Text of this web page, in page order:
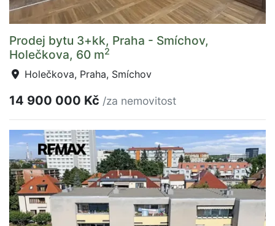
Prodej bytu 3+kk, Praha - Smíchov,
Holečkova, 60 m2
Holečkova, Praha, Smíchov
14 900 000 Kč /za nemovitost